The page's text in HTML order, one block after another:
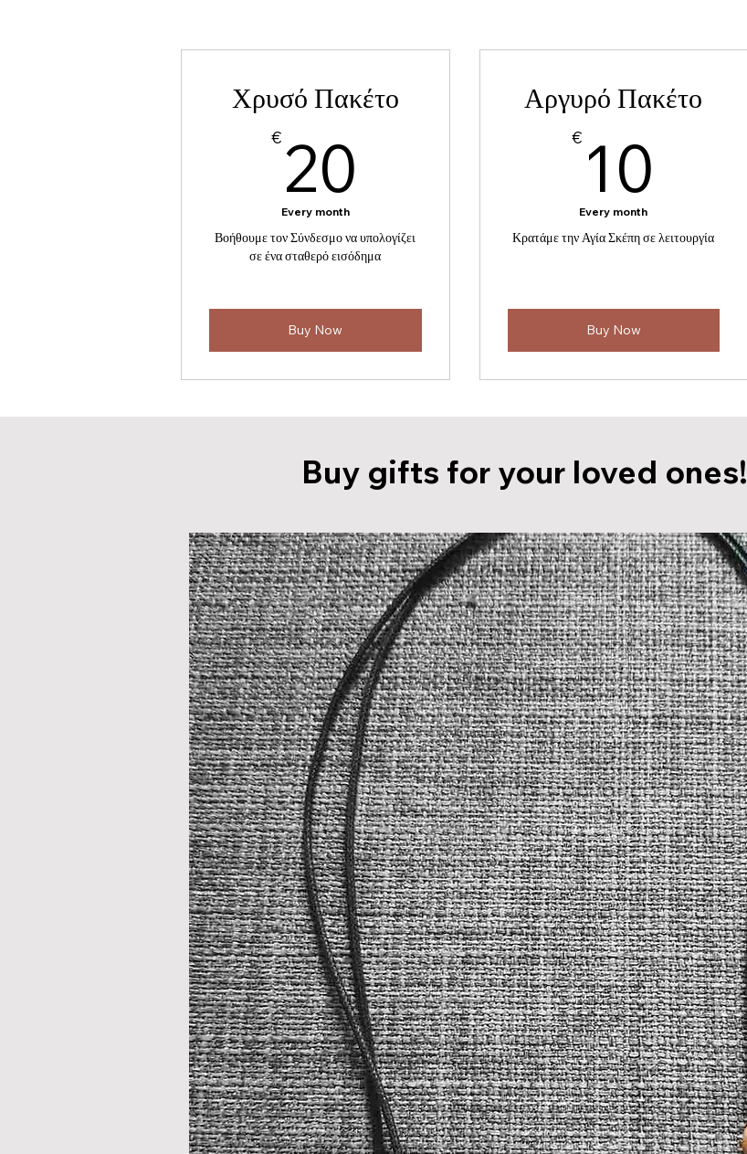
Χρυσό Πακέτο
€ 20
Every month
Βοήθουμε τον Σύνδεσμο να υπολογίζει
σε ένα σταθερό εισόδημα
Buy Now
Αργυρό Πακέτο
€ 10
Every month
Κρατάμε την Αγία Σκέπη σε λειτουργία
Buy Now
Buy gifts for your loved ones!